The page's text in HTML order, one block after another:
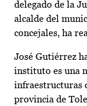
delegado de la
alcalde del
concejales, ha
José Gutiérrez
instituto es una
infraestructuras
provincia de